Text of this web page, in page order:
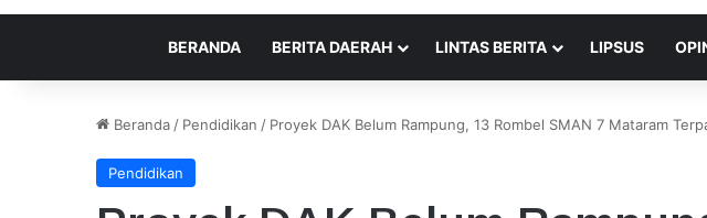
BERANDA BERITA DAERAH LINTAS BERITA LIPSUS
Beranda / Pendidikan / Proyek DAK Belum Rampung, 13 Rombel SMAN 7 Mataram
Pendidikan